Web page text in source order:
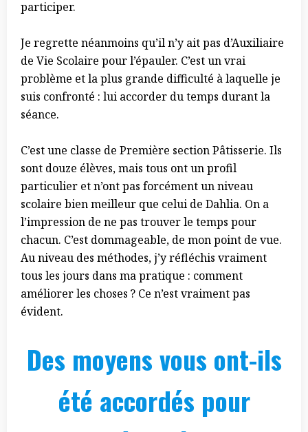
participer.
Je regrette néanmoins qu’il n’y ait pas d’Auxiliaire
de Vie Scolaire pour l’épauler. C’est un vrai
problème et la plus grande difficulté à laquelle je
suis confronté : lui accorder du temps durant la
séance.
C’est une classe de Première section Pâtisserie. Ils
sont douze élèves, mais tous ont un profil
particulier et n’ont pas forcément un niveau
scolaire bien meilleur que celui de Dahlia. On a
l’impression de ne pas trouver le temps pour
chacun. C’est dommageable, de mon point de vue.
Au niveau des méthodes, j’y réfléchis vraiment
tous les jours dans ma pratique : comment
améliorer les choses ? Ce n’est vraiment pas
évident.
Des moyens vous ont-ils
été accordés pour